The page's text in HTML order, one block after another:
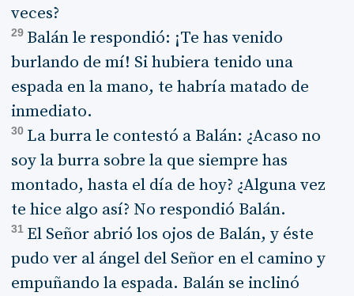
veces?
29 Balán le respondió: ¡Te has venido
burlando de mí! Si hubiera tenido una
espada en la mano, te habría matado de
inmediato.
30 La burra le contestó a Balán: ¿Acaso no
soy la burra sobre la que siempre has
montado, hasta el día de hoy? ¿Alguna vez
te hice algo así? No respondió Balán.
31 El Señor abrió los ojos de Balán, y éste
pudo ver al ángel del Señor en el camino y
empuñando la espada. Balán se inclinó